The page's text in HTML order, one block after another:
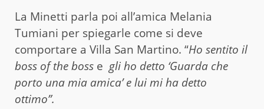
La Minetti parla poi all’amica Melania
Tumiani per spiegarle come si deve
comportare a Villa San Martino. “Ho sentito il
boss of the boss e gli ho detto ‘Guarda che
porto una mia amica’ e lui mi ha detto
ottimo”.